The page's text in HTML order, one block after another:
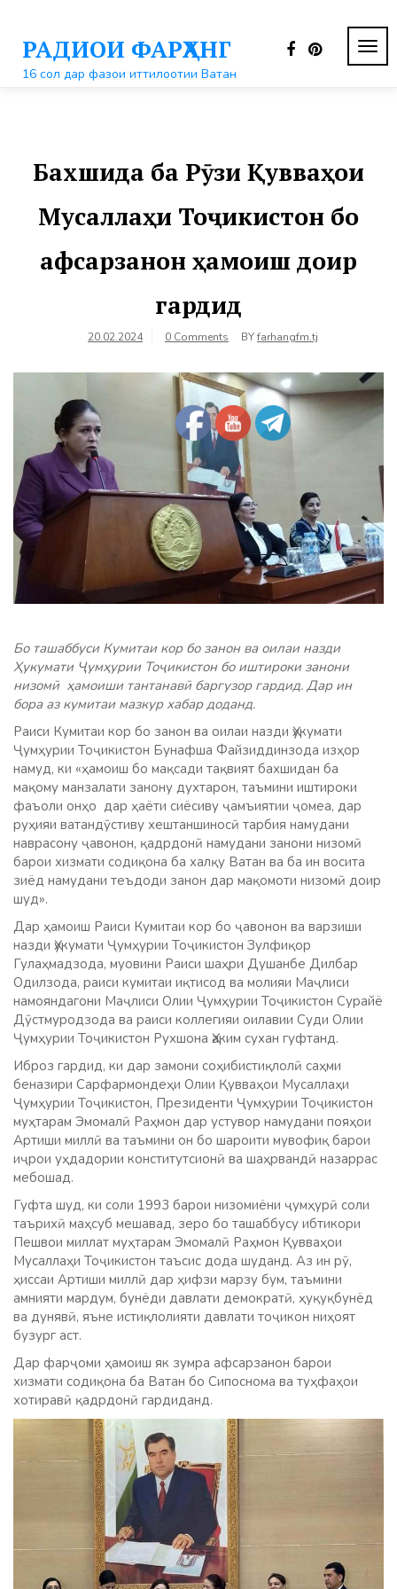
контентуРАДИОИ ФАРҲАНГ
16 сол дар фазои иттилоотии Ватан
Бахшида ба Рӯзи Қувваҳои
Мусаллаҳи Тоҷикистон бо
афсарзанон ҳамоиш доир
гардид
20.02.2024 0 Comments BYfarhangfm.tj
Бо ташаббуси Кумитаи кор бо занон ва оилаи назди
Ҳукумати Ҷумҳурии Тоҷикистон бо иштироки занони
низомӣ ҳамоиши тантанавӣ баргузор гардид. Дар ин
бора аз кумитаи мазкур хабар доданд.
Раиси Кумитаи кор бо занон ва оилаи назди Ҳукумати
Ҷумҳурии Тоҷикистон Бунафша Файзиддинзода изҳор
намуд, ки «ҳамоиш бо мақсади тақвият бахшидан ба
мақому манзалати занону духтарон, таъмини иштироки
фаъоли онҳо дар ҳаёти сиёсиву ҷамъиятии ҷомеа, дар
руҳияи ватандӯстиву хештаншиносӣ тарбия намудани
наврасону ҷавонон, қадрдонӣ намудани занони низомӣ
барои хизмати содиқона ба халқу Ватан ва ба ин восита
зиёд намудани теъдоди занон дар мақомоти низомӣ доир
шуд».
Дар ҳамоиш Раиси Кумитаи кор бо ҷавонон ва варзиши
назди Ҳукумати Ҷумҳурии Тоҷикистон Зулфиқор
Гулаҳмадзода, муовини Раиси шаҳри Душанбе Дилбар
Одилзода, раиси кумитаи иқтисод ва молияи Маҷлиси
намояндагони Маҷлиси Олии Ҷумҳурии Тоҷикистон Сурайё
Дӯстмуродзода ва раиси коллегияи оилавии Суди Олии
Ҷумҳурии Тоҷикистон Рухшона Ҳаким сухан гуфтанд.
Иброз гардид, ки дар замони соҳибистиқлолӣ саҳми
беназири Сарфармондеҳи Олии Қувваҳои Мусаллаҳи
Ҷумҳурии Тоҷикистон, Президенти Ҷумҳурии Тоҷикистон
муҳтарам Эмомалӣ Раҳмон дар устувор намудани пояҳои
Артиши миллӣ ва таъмини он бо шароити мувофиқ барои
иҷрои уҳдадории конститутсионӣ ва шаҳрвандӣ назаррас
мебошад.
Гуфта шуд, ки соли 1993 барои низомиёни ҷумҳурӣ соли
таърихӣ маҳсуб мешавад, зеро бо ташаббусу ибтикори
Пешвои миллат муҳтарам Эмомалӣ Раҳмон Қувваҳои
Мусаллаҳи Тоҷикистон таъсис дода шуданд. Аз ин рӯ,
ҳиссаи Артиши миллӣ дар ҳифзи марзу бум, таъмини
амнияти мардум, бунёди давлати демократӣ, ҳуқуқбунёд
ва дунявӣ, яъне истиқлолияти давлати тоҷикон ниҳоят
бузург аст.
Дар фарҷоми ҳамоиш як зумра афсарзанон барои
хизмати содиқона ба Ватан бо Сипоснома ва туҳфаҳои
хотиравӣ қадрдонӣ гардиданд.